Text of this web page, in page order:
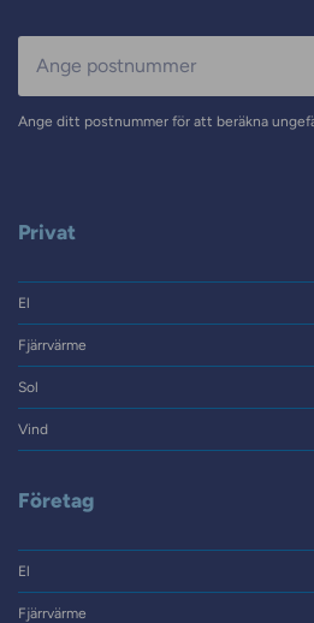
Ange ditt postnummer för att beräkna
Privat
El
Fjärrvärme
Sol
Vind
Företag
El
Fjärrvärme